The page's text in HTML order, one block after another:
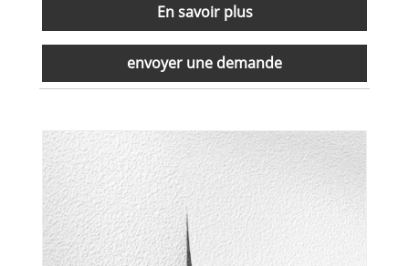
En savoir plus
envoyer une demande